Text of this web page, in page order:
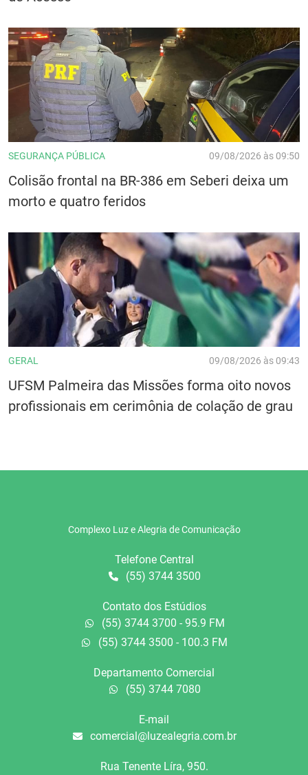
SEGURANÇA PÚBLICA 09/08/2026 às 09:50
Colisão frontal na BR-386 em Seberi deixa um
morto e quatro feridos
GERAL 09/08/2026 às 09:43
UFSM Palmeira das Missões forma oito novos
profissionais em cerimônia de colação de grau
Complexo Luz e Alegria de Comunicação
Telefone Central
(55) 3744 3500
Contato dos Estúdios
(55) 3744 3700 - 95.9 FM
(55) 3744 3500 - 100.3 FM
Departamento Comercial
(55) 3744 7080
E-mail
comercial@luzealegria.com.br
Rua Tenente Líra, 950.